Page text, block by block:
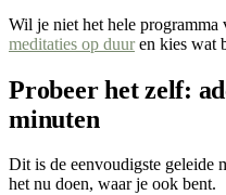
Wil je niet het hele
meditaties op duuren kies wat
Probeer het zelf:
minuten
Dit is de eenvoudigste geleide
het nu doen, waar je ook bent.